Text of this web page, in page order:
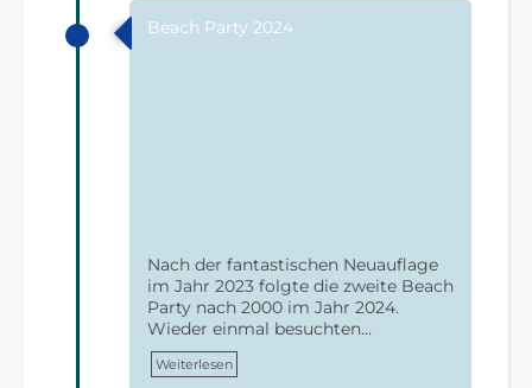
Beach Party 2024
Nach der fantastischen Neuauflage
im Jahr 2023 folgte die zweite Beach
Party nach 2000 im Jahr 2024.
Wieder einmal besuchten…
Weiterlesen